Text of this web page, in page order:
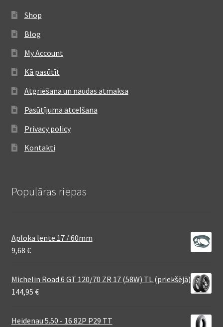
Shop
Blog
My Account
Kā pasūtīt
Atgriešana un naudas atmaksa
Pasūtījuma atcelšana
Privacy policy
Kontakti
Populāras riepas
Aploka lente 17 / 60mm
9,68 €
Michelin Road 6 GT 120/70 ZR 17 (58W) TL (priekšējā)
144,95 €
Heidenau 5.50 - 16 82P P29 TT